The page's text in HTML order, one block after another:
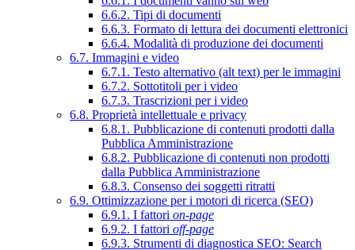
6.6.2. Tipi di documenti
6.6.3. Formato di lettura dei documenti elettronici
6.6.4. Modalità di produzione dei documenti
6.7. Immagini e video
6.7.1. Testo alternativo (alt text) per le immagini
6.7.2. Sottotitoli per i video
6.7.3. Trascrizioni per i video
6.8. Proprietà intellettuale e privacy
6.8.1. Pubblicazione di contenuti prodotti dalla
Pubblica Amministrazione
6.8.2. Pubblicazione di contenuti non prodotti
dalla Pubblica Amministrazione
6.8.3. Consenso dei soggetti ritratti
6.9. Ottimizzazione per i motori di ricerca (SEO)
6.9.1. I fattori on-page
6.9.2. I fattori off-page
6.9.3. Strumenti di diagnostica SEO: Search